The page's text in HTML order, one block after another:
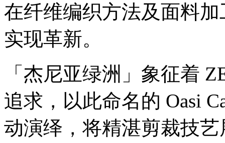
在纤维编织方法及面料
实现革新。
「杰尼亚绿洲」象征着
追求，以此命名的 Oasi
动演绎，将精湛剪裁技